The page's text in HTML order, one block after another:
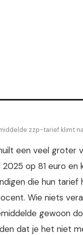
zzp-tarief klimt
een veel groter
op 81 euro
die hun
Wie niets
gewoon
dat je het niet